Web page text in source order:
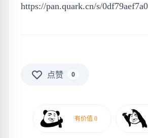
https://pan.quark.cn/s/
点赞 0